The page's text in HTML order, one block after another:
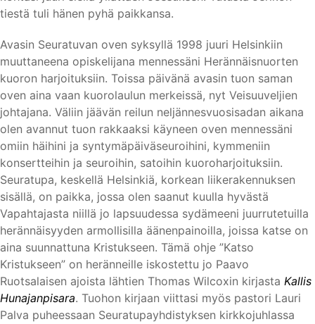
tiestä tuli hänen pyhä paikkansa.
Avasin Seuratuvan oven syksyllä 1998 juuri Helsinkiin
muuttaneena opiskelijana mennessäni Herännäisnuorten
kuoron harjoituksiin. Toissa päivänä avasin tuon saman
oven aina vaan kuorolaulun merkeissä, nyt Veisuuveljien
johtajana. Väliin jäävän reilun neljännesvuosisadan aikana
olen avannut tuon rakkaaksi käyneen oven mennessäni
omiin häihini ja syntymäpäiväseuroihini, kymmeniin
konsertteihin ja seuroihin, satoihin kuoroharjoituksiin.
Seuratupa, keskellä Helsinkiä, korkean liikerakennuksen
sisällä, on paikka, jossa olen saanut kuulla hyvästä
Vapahtajasta niillä jo lapsuudessa sydämeeni juurrutetuilla
herännäisyyden armollisilla äänenpainoilla, joissa katse on
aina suunnattuna Kristukseen. Tämä ohje ”Katso
Kristukseen” on heränneille iskostettu jo Paavo
Ruotsalaisen ajoista lähtien Thomas Wilcoxin kirjasta Kallis
Hunajanpisara. Tuohon kirjaan viittasi myös pastori Lauri
Palva puheessaan Seuratupayhdistyksen kirkkojuhlassa